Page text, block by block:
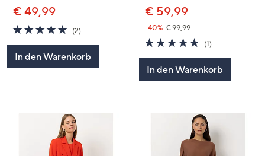
€ 49,99
5.0
von
5
(2)
In den Warenkorb
€ 59,99
-40% € 99,99
5.0
von
(1)1
In den Warenkorb